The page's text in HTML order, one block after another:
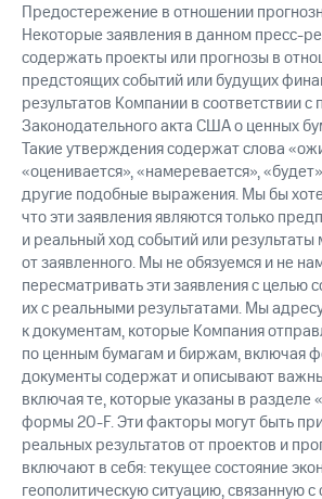
Предостережение в отношении
Некоторые заявления в данном пресс-
содержать проекты или прогнозы в
предстоящих событий или будущих
результатов Компании в соответствии
Законодательного акта США о ценных
Такие утверждения содержат слова
«оценивается», «намеревается»,
другие подобные выражения. Мы бы
что эти заявления являются только
и реальный ход событий или результаты
от заявленного. Мы не обязуемся и не
пересматривать эти заявления с целью
их с реальными результатами. Мы
к документам, которые Компания
по ценным бумагам и биржам, включая
документы содержат и описывают
включая те, которые указаны в разделе
формы 20-F. Эти факторы могут быть
реальных результатов от проектов и
включают в себя: текущее состояние
геополитическую ситуацию, связанную с